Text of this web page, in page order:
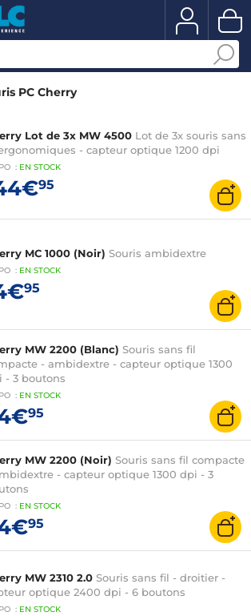
PC Cherry
Lot de 3x MW 4500 Lot de 3x souris sans
- capteur optique 1200 dpi
: EN STOCK
95
MC 1000 (Noir) Souris ambidextre
: EN STOCK
95
MW 2200 (Blanc) Souris sans fil
- ambidextre - capteur optique 1300
- 3 boutons
: EN STOCK
95
MW 2200 (Noir) Souris sans fil compacte
- capteur optique 1300 dpi - 3
: EN STOCK
95
MW 2310 2.0 Souris sans fil - droitier -
optique 2400 dpi - 6 boutons
: EN STOCK